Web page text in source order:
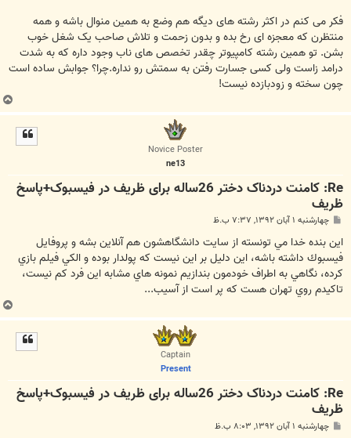
فکر می کنم در اکثر رشته های دیگه هم وضع به همین منوال باشه و همه
منتظرن که معجزه ای رخ بده و بدون زحمت و تلاش صاحب یک شغل خوب
بشن. تو همین رشته کامپیوتر چقدر تخصص های ناب وجود داره که به شدت
درامد زاست ولی کسی جسارت رفتن به سمتش رو نداره.چرا؟ جوابش ساده است
چون سخته و زودبازده نیست!
ب
ا
Novice Poster
ne13
Re: کامنت دردناک دختر 26ساله برای ظریف در فیسبوک+پاسخ
ظریف
پ
ت
چهارشنبه ۱ آبان ۱۳۹۲, ۷:۳۷ ب.ظ
اين بنده خدا مي تونسته از سايت دانشگاهشون هم آنلاين بشه و پروفايل
فيسبوك داشته باشه، اين دليل بر اين نيست كه پولدار بوده و الكي فيلم بازي
كرده، نگاهي به اطراف خودمون بندازيم نمونه هاي مشابه اين فرد كم نيست،
تاكيدم روي تهران هست كه پر است از آسيب...
ب
ا
Captain
Present
Re: کامنت دردناک دختر 26ساله برای ظریف در فیسبوک+پاسخ
ظریف
پ چهارشنبه ۱ آبان ۱۳۹۲, ۸:۰۳ ب.ظ